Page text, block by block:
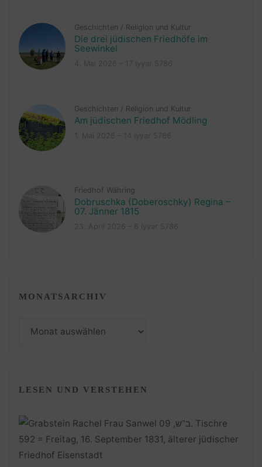
Geschichten / Religion und Kultur
Die drei jüdischen Friedhöfe im
Seewinkel
Geschichten / Religion und Kultur
Am jüdischen Friedhof Mödling
Friedhof Währing
Dobruschka (Doberoschky) Regina –
07. Jänner 1815
MONATSARCHIV
LESEN UND VERSTEHEN